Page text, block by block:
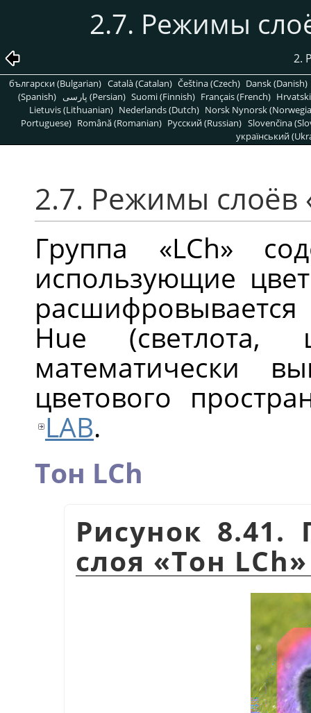
2.7. Режимы
2.
български (Bulgarian) Català (Catalan) Čeština (Czech) Dansk (Danish)
(Spanish)
پارسی (Persian) Suomi (Finnish) Français (French)
Lietuvis (Lithuanian) Nederlands (Dutch) Norsk Nynorsk
Portuguese) Română (Romanian) Pусский (Russian) Slovenčina
український
2.7. Режимы слоёв
Группа «LCh»
использующие
Hue (светлота,
математически
цветового
LAB.
Тон LCh
Рисунок
слоя «Тон LCh»